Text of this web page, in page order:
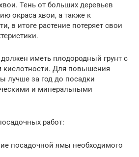
Тень от больших деревьев
окраса хвои, а также к
в итоге растение потеряет свои
иметь плодородный грунт с
Для повышения
лучше за год до посадки
и минеральными
работ:
посадочной ямы необходимого